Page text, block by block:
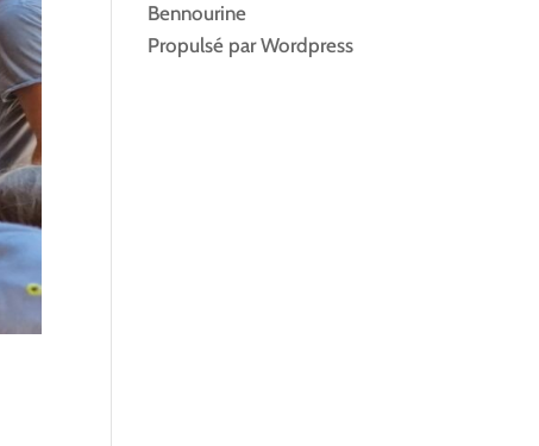
Bennourine
Propulsé par Wordpress